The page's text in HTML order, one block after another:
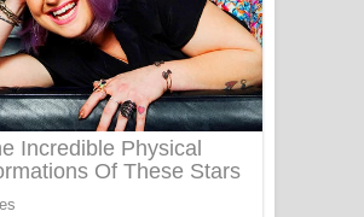
ගීතයේ පද පෙළ
Niwuna Numba Hinda Song Lyrics -
නිවුනා නුඹ හින්දා ගීතයේ පද පෙළ